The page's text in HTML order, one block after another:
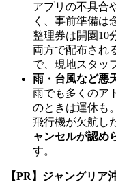
アプリの不具合
く、事前準備は
整理券は開園10
両方で配布され
で、現地スタッ
雨・台風など悪
雨でも多くのア
のときは運休も。
飛行機が欠航し
ャンセルが認め
す。
【PR】 ジャングリア